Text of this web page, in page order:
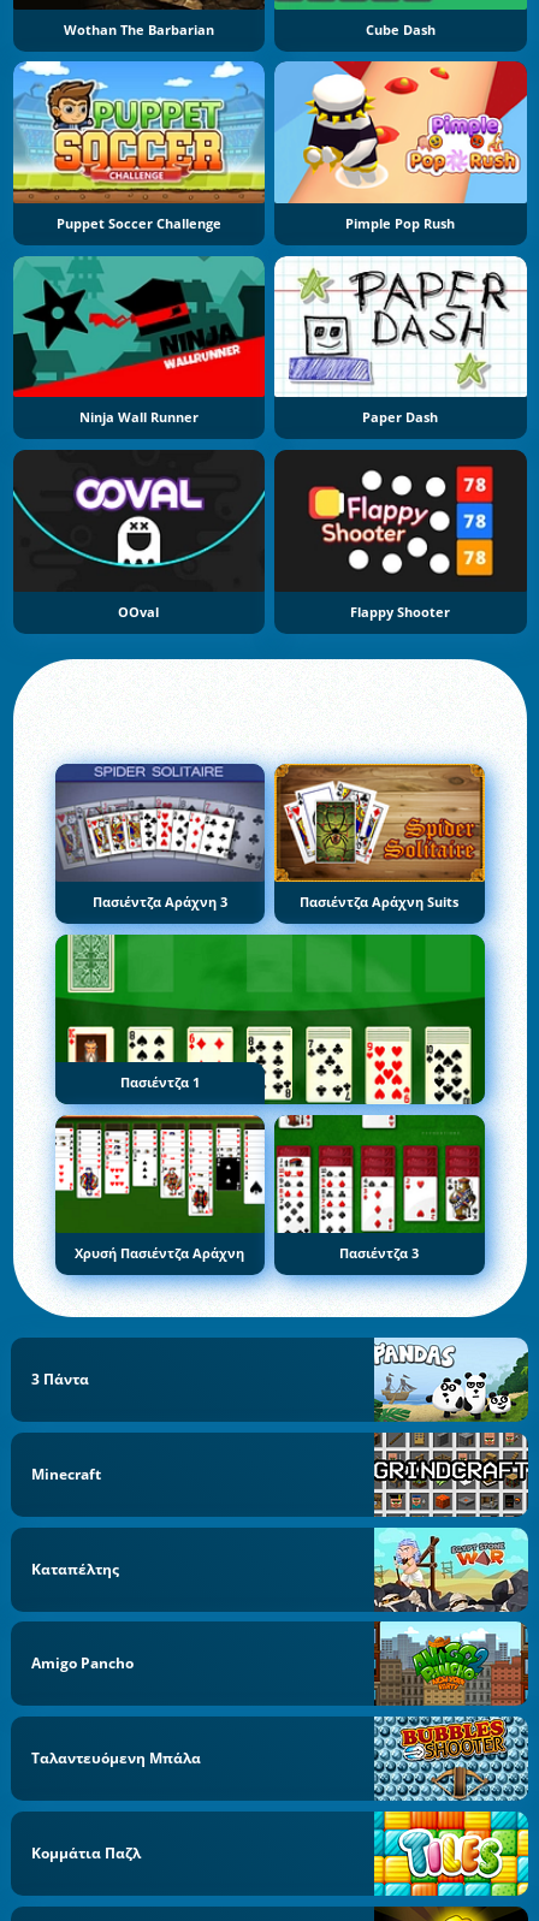
Wothan The Barbarian Cube Dash
Puppet Soccer Challenge Pimple Pop Rush
Ninja Wall Runner Paper Dash
OOval Flappy Shooter
Πασιέντζα Αράχνη 3 Πασιέντζα Αράχνη Suits
Πασιέντζα 1
Χρυσή Πασιέντζα Αράχνη Πασιέντζα 3
3 Πάντα
Minecraft
Καταπέλτης
Amigo Pancho
Ταλαντευόμενη Μπάλα
Κομμάτια Παζλ